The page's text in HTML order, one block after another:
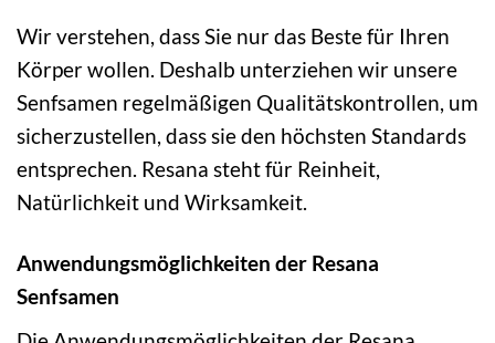
Wir verstehen, dass Sie nur das Beste für Ihren
Körper wollen. Deshalb unterziehen wir unsere
Senfsamen regelmäßigen Qualitätskontrollen, um
sicherzustellen, dass sie den höchsten Standards
entsprechen. Resana steht für Reinheit,
Natürlichkeit und Wirksamkeit.
Anwendungsmöglichkeiten der Resana
Senfsamen